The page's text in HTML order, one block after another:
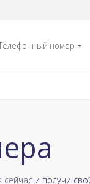
номер
сейчас и получи